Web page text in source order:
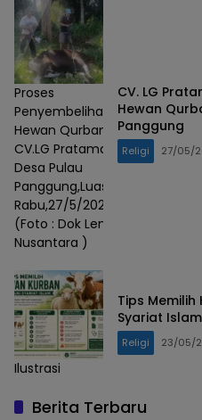
Proses
Penyembelihan
Hewan Qurban
CV.LG Pratama Di
Desa Pulau
Panggung,Luas,Kaur.
Rabu,27/5/2026.
(Foto : Dok Lensa
Nusantara )
CV. LG
Hewan
Panggung
Religi 27/05/
Ilustrasi
Tips Memilih
Syariat Islam
Religi 23/05/
Berita Terbaru